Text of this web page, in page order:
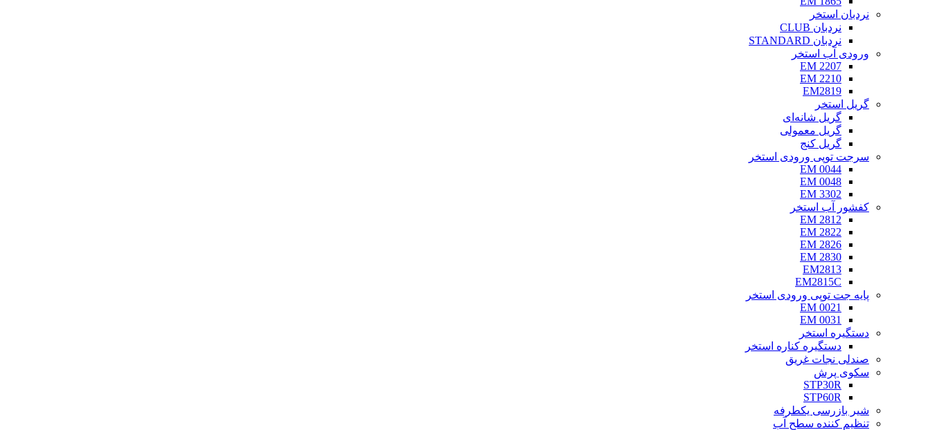
نردبان استخر
نردبان CLUB
نردبان STANDARD
ورودی آب استخر
EM 2207
EM 2210
EM2819
گریل استخر
گریل شانه‌ای
گریل معمولی
گریل کنج
سرجت توپی ورودی استخر
EM 0044
EM 0048
EM 3302
کفشور آب استخر
EM 2812
EM 2822
EM 2826
EM 2830
EM2813
EM2815C
پایه جت توپی ورودی استخر
EM 0021
EM 0031
دستگیره استخر
دستگیره کناره استخر
صندلی نجات غریق
سکوی پرش
STP30R
STP60R
شیر بازرسی یکطرفه
تنظیم کننده سطح آب